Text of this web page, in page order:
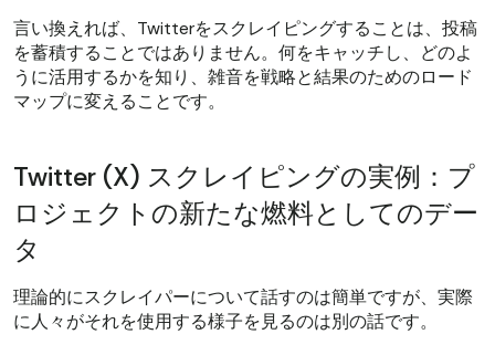
言い換えれば、Twitterをスクレイピングすることは、投稿
を蓄積することではありません。何をキャッチし、どのよ
うに活用するかを知り、雑音を戦略と結果のためのロード
マップに変えることです。
Twitter (X) スクレイピングの実例：プ
ロジェクトの新たな燃料としてのデー
タ
理論的にスクレイパーについて話すのは簡単ですが、実際
に人々がそれを使用する様子を見るのは別の話です。